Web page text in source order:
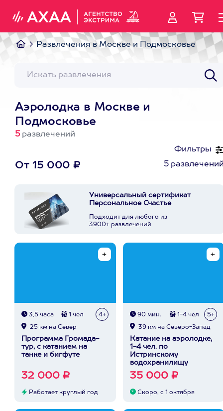
Развлечения в Москве и Подмосковье
Аэролодка в Москве и
Подмосковье
5развлечений
Фильтры
От 15 000 ₽ 5
Универсальный сертификат
Персональное Счастье
Подходит для любого из
3900+ развлечений
3,5 часа 1 чел 4+
25 км на Север
Программа Громада-
тур, с катанием на
танке и бигфуте
32 000 ₽
Работает круглый год
90 мин. 1-4 чел 5+
39 км на Северо-Запад
Катание на аэролодке,
1-4 чел. по
Истринскому
водохранилищу
35 000 ₽
Скоро, с 1 октября